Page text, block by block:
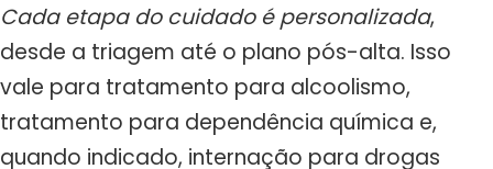
Cada etapa do cuidado é personalizada,
desde a triagem até o plano pós-alta. Isso
vale para tratamento para alcoolismo,
tratamento para dependência química e,
quando indicado, internação para drogas